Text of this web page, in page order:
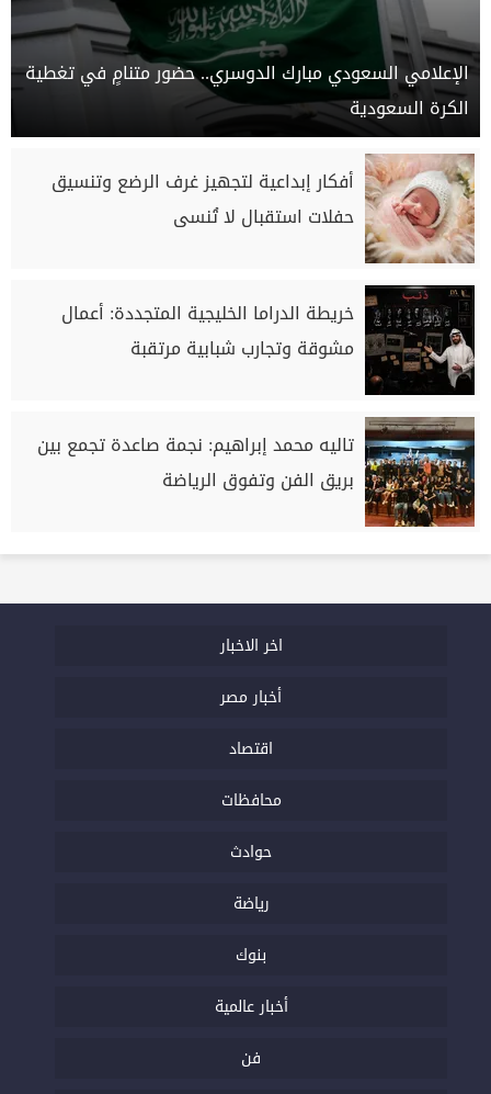
الإعلامي السعودي مبارك الدوسري.. حضور متنامٍ في تغطية
الكرة السعودية
أفكار إبداعية لتجهيز غرف الرضع وتنسيق
حفلات استقبال لا تُنسى
خريطة الدراما الخليجية المتجددة: أعمال
مشوقة وتجارب شبابية مرتقبة
تاليه محمد إبراهيم: نجمة صاعدة تجمع بين
بريق الفن وتفوق الرياضة
اخر الاخبار
أخبار مصر
اقتصاد
محافظات
حوادث
رياضة
بنوك
أخبار عالمية
فن